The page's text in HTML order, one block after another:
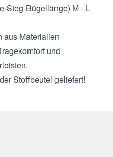
Steg-Bügellänge) M - L
aus Materialien
und
Stoffbeutel geliefert!